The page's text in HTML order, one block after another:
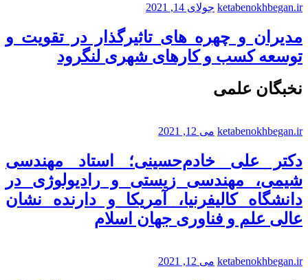
ketabenokhbegan.ir جولای 14, 2021
مدیران و چهره های تاثیرگذار در تقویت و
توسعه کسب و کارهای شهری لنگرود
نخبگان علمی
ketabenokhbegan.ir می 12, 2021
دکتر علی خادم‌حسینی؛ استاد مهندسی
شیمی، مهندسی زیستی و رادیولوژی در
دانشگاه کالیفرنیا، آمریکا و دارنده نشان
عالی علم و فناوری جهان اسلام
ketabenokhbegan.ir می 12, 2021